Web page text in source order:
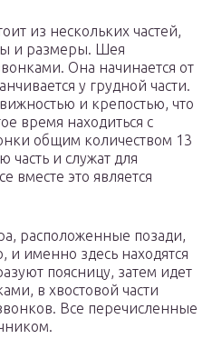
из нескольких частей,
и размеры. Шея
Она начинается от
у грудной части.
и крепостью, что
время находиться с
общим количеством 13
часть и служат для
вместе это является
расположенные позади,
и именно здесь находятся
поясницу, затем идет
в хвостовой части
Все перечисленные